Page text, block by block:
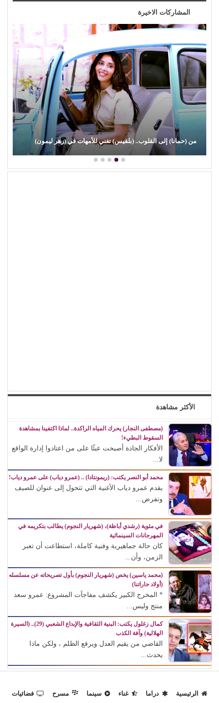
المشاركات الاخيرة
(علي الألفي) يعود بقوة.. ويفاجئ جمهوره بـ (مش رايح الساحل)
الأكثر مشاهدة
(مصطفى النجار) يحرك المياه الراكدة.. لماذا اكتفينا بمشاهدة
السقوط البطيء!
الأفكار الجادة أصبحت عبئًا على من اعتادوا إدارة الواقع
لا...
محمد أبو النصر يكتب: (ريمونتادا) .. (عمرو دياب) على عمرو دياب!
يقدم عمرو دياب الأغنية التي تتحول إلى عنوان للصيف
وتفرض...
في مئوية (رشدي أباظة)، (شهريار النجوم) يطالب بتكريمه في
المهرجانات السينمائية
كان حالة جماهيرية وفنية كاملة، استطاعت أن تعبر
الزمن، وأن...
(محمد ياسين) يخص (شهريار النجوم) بأول تصريحاته عن مسلسله
(أولاد حاراتنا)
* المخرج الكبير يكشف مفاجآت المشروع: عمرو سعد
منتج وليس...
كمال زغلول يكتب: البنية الثقافية والإبداع الشعبي (29).. (السيرة
الهلالية) وآفة الكذب
القاضي من يقيم العدل ويرفع الظلم ، ولكن ماذا
يحدث...
الرئيسية دراما غناء سينما مسرح فضائيات